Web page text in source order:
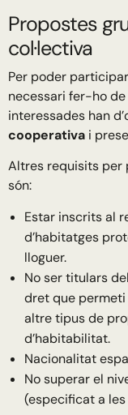
Propostes
col·lectiva
Per poder
necessari fer-ho
interessades han
cooperativa i
Altres requisits per
són:
Estar inscrits al
d’habitatges
lloguer.
No ser titulars
dret que permeti
altre tipus de
d’habitabilitat.
Nacionalitat
No superar el
(especificat a les